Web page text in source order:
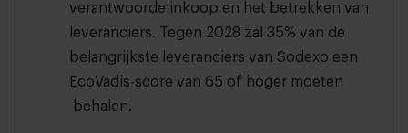
verantwoorde inkoop en het betrekken van
leveranciers. Tegen 2028 zal 35% van de
belangrijkste leveranciers van Sodexo een
EcoVadis-score van 65 of hoger moeten
behalen.